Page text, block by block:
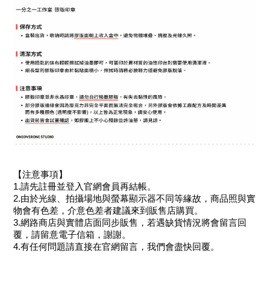
【注意事項】
1.請先註冊並登入官網會員再結帳。
2.由於光線、拍攝場地與螢幕顯示器不同等緣故，商品照與實
物會有色差，介意色差者建議來到販售店購買。
3.網路商店與實體店面同步販售，若遇缺貨情況將會留言回
覆，請留意電子信箱，謝謝。
4.有任何問題請直接在官網留言，我們會盡快回覆。